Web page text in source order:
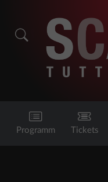
Programm Tickets